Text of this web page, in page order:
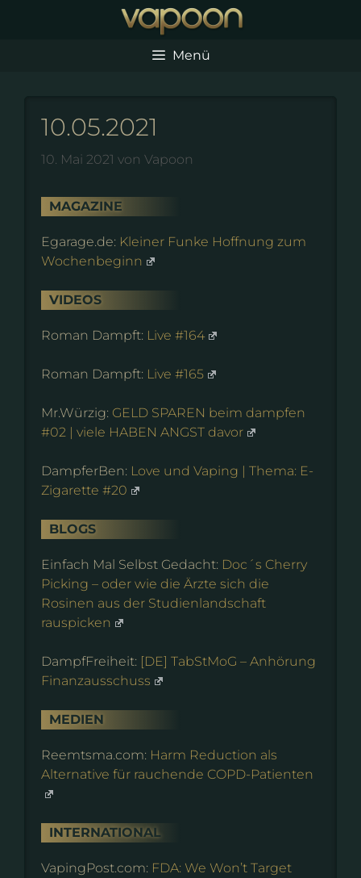
Menü
10.05.2021
10. Mai 2021 von Vapoon
MAGAZINE
Egarage.de: Kleiner Funke Hoffnung zum
Wochenbeginn
VIDEOS
Roman Dampft: Live #164
Roman Dampft: Live #165
Mr.Würzig: GELD SPAREN beim dampfen
#02 | viele HABEN ANGST davor
DampferBen: Love und Vaping | Thema: E-
Zigarette #20
BLOGS
Einfach Mal Selbst Gedacht: Doc´s Cherry
Picking – oder wie die Ärzte sich die
Rosinen aus der Studienlandschaft
rauspicken
DampfFreiheit: [DE] TabStMoG – Anhörung
Finanzausschuss
MEDIEN
Reemtsma.com: Harm Reduction als
Alternative für rauchende COPD-Patienten
INTERNATIONAL
VapingPost.com: FDA: We Won’t Target